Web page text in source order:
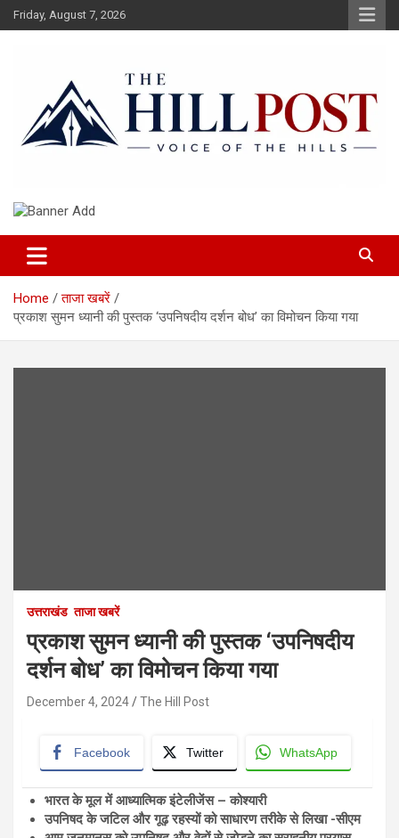
Skip
to
Friday, August 7, 2026
The Hillpost
Home
ताजा खबरें
प्रकाश सुमन ध्यानी की पुस्तक ‘उपनिषदीय दर्शन बोध’ का विमोचन किया गया
उत्तराखंड ताजा खबरें
प्रकाश सुमन ध्यानी की पुस्तक ‘उपनिषदीय
दर्शन बोध’ का विमोचन किया गया
December 4, 2024 The Hill Post
Facebook Twitter WhatsApp
भारत के मूल में आध्यात्मिक इंटेलीजेंस – कोश्यारी
उपनिषद के जटिल और गूढ़ रहस्यों को साधारण तरीके से लिखा -सीएम